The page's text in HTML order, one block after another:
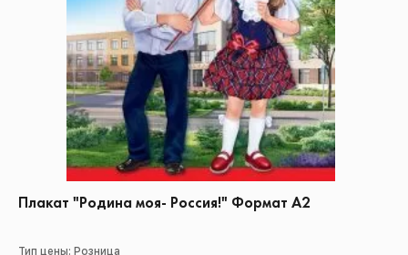
Плакат "Родина моя- Россия!" Формат А2
Тип цены: Розница